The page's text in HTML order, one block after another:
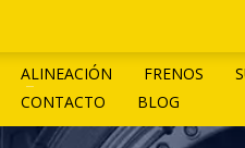
ALINEACIÓN FRENOS
CONTACTO BLOG